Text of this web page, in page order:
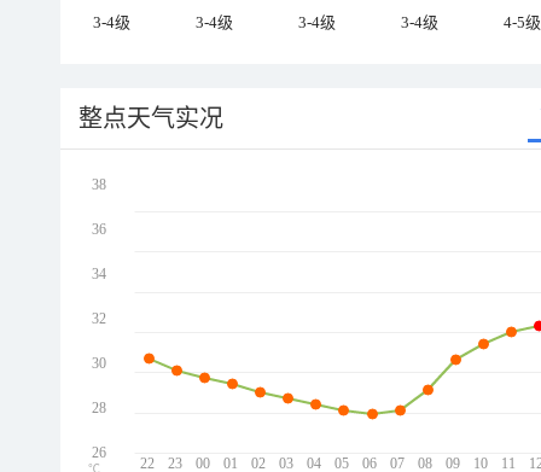
3-4级
3-4级 3-4级 3-4级 4-5级
整点天气实况
22 23 00 01 02 03 04 05 06 07 08 09 10 11
38
36
34
32
30
28
26
℃